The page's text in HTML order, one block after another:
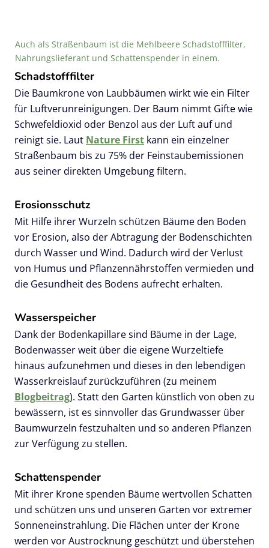
Auch als Straßenbaum ist die Mehlbeere Schadstofffilter,
Nahrungslieferant und Schattenspender in einem.
Schadstofffilter
Die Baumkrone von Laubbäumen wirkt wie ein Filter
für Luftverunreinigungen. Der Baum nimmt Gifte wie
Schwefeldioxid oder Benzol aus der Luft auf und
reinigt sie. Laut Nature First kann ein einzelner
Straßenbaum bis zu 75% der Feinstaubemissionen
aus seiner direkten Umgebung filtern.
Erosionsschutz
Mit Hilfe ihrer Wurzeln schützen Bäume den Boden
vor Erosion, also der Abtragung der Bodenschichten
durch Wasser und Wind. Dadurch wird der Verlust
von Humus und Pflanzennährstoffen vermieden und
die Gesundheit des Bodens aufrecht erhalten.
Wasserspeicher
Dank der Bodenkapillare sind Bäume in der Lage,
Bodenwasser weit über die eigene Wurzeltiefe
hinaus aufzunehmen und dieses in den lebendigen
Wasserkreislauf zurückzuführen (zu meinem
Blogbeitrag). Statt den Garten künstlich von oben zu
bewässern, ist es sinnvoller das Grundwasser über
Baumwurzeln festzuhalten und so anderen Pflanzen
zur Verfügung zu stellen.
Schattenspender
Mit ihrer Krone spenden Bäume wertvollen Schatten
und schützen uns und unseren Garten vor extremer
Sonneneinstrahlung. Die Flächen unter der Krone
werden vor Austrocknung geschützt und überstehen